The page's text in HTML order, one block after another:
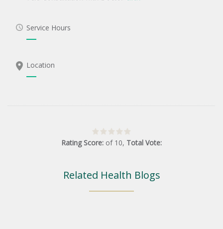
Service Hours
Location
Rating Score: of 10, Total Vote:
Related Health Blogs